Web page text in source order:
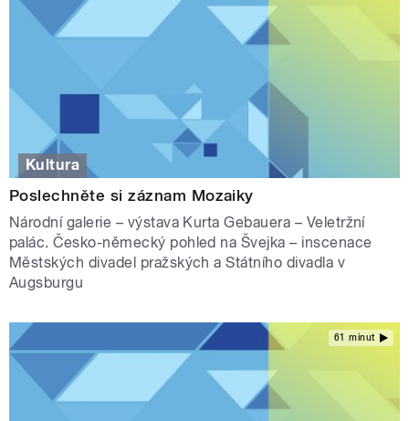
Kultura
Poslechněte si záznam Mozaiky
Národní galerie – výstava Kurta Gebauera – Veletržní
palác. Česko-německý pohled na Švejka – inscenace
Městských divadel pražských a Státního divadla v
Augsburgu
61 minut